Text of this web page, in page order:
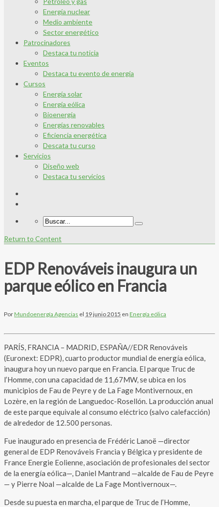
Energía nuclear
Medio ambiente
Sector energético
Patrocinadores
Destaca tu noticia
Eventos
Destaca tu evento de energía
Cursos
Energía solar
Energía eólica
Bioenergía
Energías renovables
Eficiencia energética
Descata tu curso
Servicios
Diseño web
Destaca tu servicios
Return to Content
EDP Renováveis inaugura un
parque eólico en Francia
PorMundoenergía Agencias el 19 junio 2015 en Energía eólica
PARÍS, FRANCIA – MADRID, ESPAÑA//EDR Renováveis
(Euronext: EDPR), cuarto productor mundial de energía eólica,
inaugura hoy un nuevo parque en Francia. El parque Truc de
l’Homme, con una capacidad de 11,67MW, se ubica en los
municipios de Fau de Peyre y de La Fage Montivernoux, en
Lozère, en la región de Languedoc-Rosellón. La producción anual
de este parque equivale al consumo eléctrico (salvo calefacción)
de alrededor de 12.500 personas.
Fue inaugurado en presencia de Frédéric Lanoë —director
general de EDP Renováveis Francia y Bélgica y presidente de
France Energie Eolienne, asociación de profesionales del sector
de la energía eólica—, Daniel Mantrand —alcalde de Fau de Peyre
— y Pierre Noal —alcalde de La Fage Montivernoux—.
Desde su puesta en marcha, el parque de Truc de l’Homme,